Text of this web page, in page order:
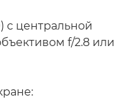
с центральной
f/2.8 или